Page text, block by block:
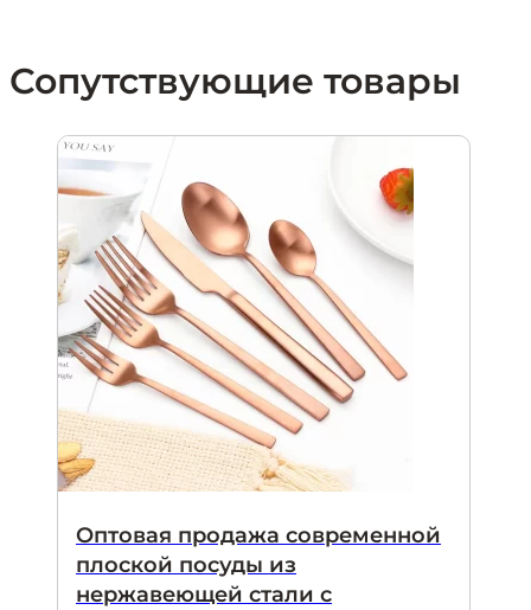
Сопутствующие товары
Оптовая продажа современной
плоской посуды из
нержавеющей стали с